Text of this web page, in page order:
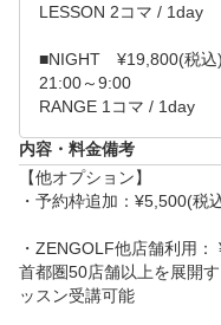
↓
方法・料金体系につ
↓
入会のお手続きをし
入会手続きにはクレ
ります。
※右打ち打席のみと
※安全に施設をご利
LESSON 2コマ / 1day
■NIGHT　¥19,800(税込)
21:00～9:00
RANGE 1コマ / 1day
内容・料金備考
【他オプション】
・予約枠追加：¥5,500(税
・ZENGOLF他店舗利用
首都圏50店舗以上を展開
ッスン受講可能